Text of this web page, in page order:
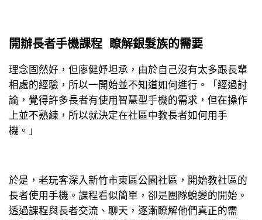
開辦長者手機課程 瞭解銀髮族的需要
理念固然好，但廖健妤坦承，由於自己沒有太多跟長輩
相處的經驗，所以一開始並不知道如何進行。「經過討
論，覺得許多長者有使用智慧型手機的需求，但在操作
上並不熟練，所以就決定在社區中教長者如何用手
機。」
於是，老玩客深入新竹市東區公園社區，開始教社區的
長者使用手機。課程看似簡單，卻是團隊蛻變的開始。
透過課程與長者交流、聊天，逐漸瞭解他們真正的需